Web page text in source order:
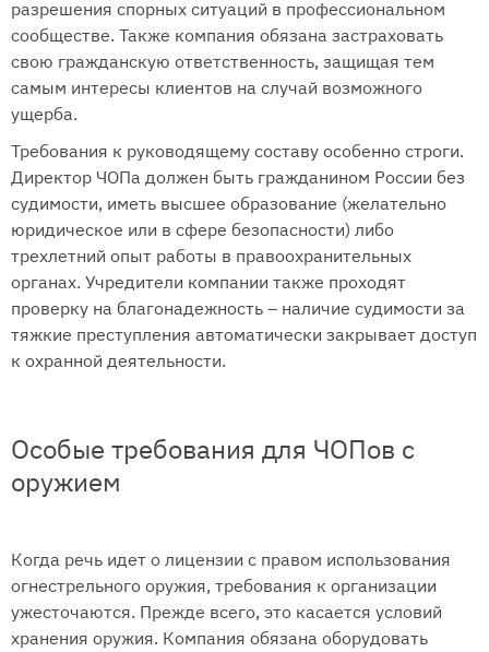
разрешения спорных ситуаций в профессиональном
сообществе. Также компания обязана застраховать
свою гражданскую ответственность, защищая тем
самым интересы клиентов на случай возможного
ущерба.
Требования к руководящему составу особенно строги.
Директор ЧОПа должен быть гражданином России без
судимости, иметь высшее образование (желательно
юридическое или в сфере безопасности) либо
трехлетний опыт работы в правоохранительных
органах. Учредители компании также проходят
проверку на благонадежность – наличие судимости за
тяжкие преступления автоматически закрывает доступ
к охранной деятельности.
Особые требования для ЧОПов с
оружием
Когда речь идет о лицензии с правом использования
огнестрельного оружия, требования к организации
ужесточаются. Прежде всего, это касается условий
хранения оружия. Компания обязана оборудовать